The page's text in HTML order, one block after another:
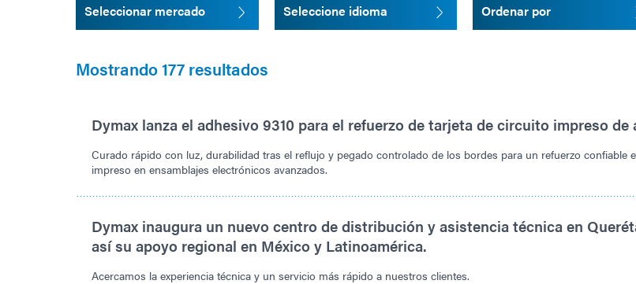
Seleccionar mercado Seleccione idioma Ordenar por
Mostrando 177 resultados
Dymax lanza el adhesivo 9310 para el refuerzo de tarjeta de circuito impreso
Curado rápido con luz, durabilidad tras el reflujo y pegado controlado de los bordes para un refuerzo confiable
impreso en ensamblajes electrónicos avanzados.
Dymax inaugura un nuevo centro de distribución y asistencia técnica en
así su apoyo regional en México y Latinoamérica.
Acercamos la experiencia técnica y un servicio más rápido a nuestros clientes.